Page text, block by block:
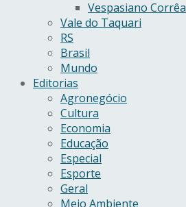
Vespasiano Corrêa
Vale do Taquari
RS
Brasil
Mundo
Editorias
Agronegócio
Cultura
Economia
Educação
Especial
Esporte
Geral
Meio Ambiente